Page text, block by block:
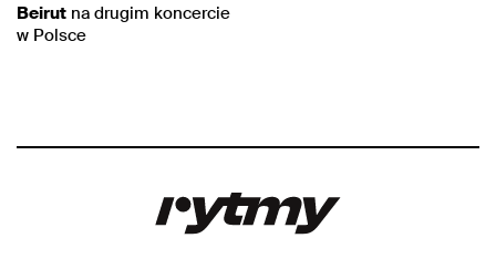
Beirut na drugim koncercie
w Polsce